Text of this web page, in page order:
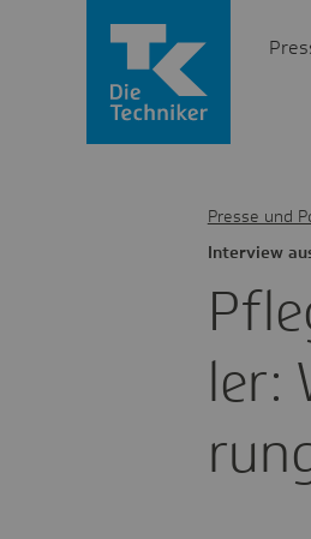
ler:
Inter­view
Presse und